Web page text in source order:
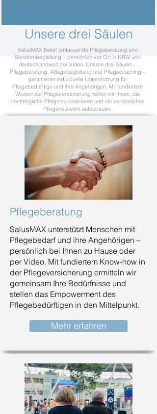
Unsere drei Säulen
SalusMAX bietet umfassende Pflegeberatung und
Seniorenbegleitung – persönlich vor Ort in NRW und
deutschlandweit per Video. Unsere drei Säulen –
Pflegeberatung, Alltagsbegleitung und Pflegecoaching –
garantieren individuelle Unterstützung für
Pflegebedürftige und ihre Angehörigen. Mit fundiertem
Wissen zur Pflegeversicherung helfen wir Ihnen, die
bestmögliche Pflege zu realisieren und ein verlässliches
Pflegenetzwerk aufzubauen.
Pflegeberatung
SalusMAX unterstützt Menschen mit
Pflegebedarf und ihre Angehörigen –
persönlich bei Ihnen zu Hause oder
per Video. Mit fundiertem Know-how in
der Pflegeversicherung ermitteln wir
gemeinsam Ihre Bedürfnisse und
stellen das Empowerment des
Pflegebedürftigen in den Mittelpunkt.
Mehr erfahren